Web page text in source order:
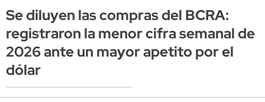
Se diluyen las compras del BCRA:
registraron la menor cifra semanal de
2026 ante un mayor apetito por el
dólar